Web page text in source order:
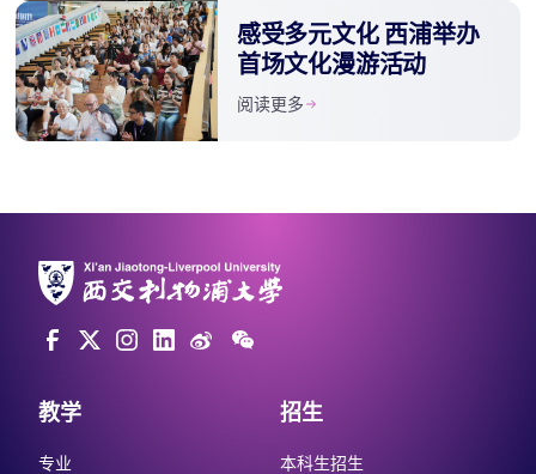
感受多元文化 西浦举办
首场文化漫游活动
阅读更多
教学
专业
招生
本科生招生